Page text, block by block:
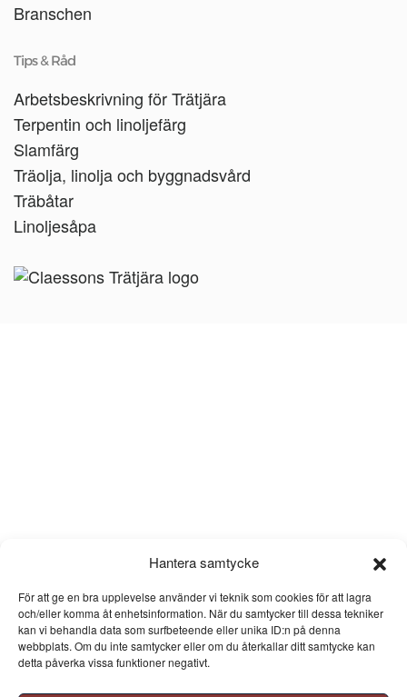
Hantera samtycke
För att ge en bra upplevelse använder vi teknik som cookies för att lagra
och/eller komma åt enhetsinformation. När du samtycker till dessa tekniker
kan vi behandla data som surfbeteende eller unika ID:n på denna
webbplats. Om du inte samtycker eller om du återkallar ditt samtycke kan
detta påverka vissa funktioner negativt.
Branschen
Tips & Råd
Arbetsbeskrivning för Trätjära
Terpentin och linoljefärg
Slamfärg
Träolja, linolja och byggnadsvård
Träbåtar
Linoljesåpa